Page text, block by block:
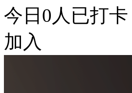
今日 0 人已打卡
加入